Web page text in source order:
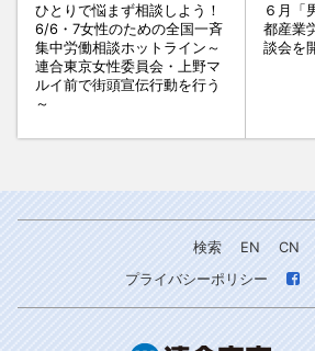
ひとりで悩まず相談しよう！
6/6・7女性のための全国一斉
集中労働相談ホットライン～
連合東京女性委員会・上野マ
ルイ前で街頭宣伝行動を行う
～
６月「
都産業
談会を
検索 EN
CN
プライバシーポリシー